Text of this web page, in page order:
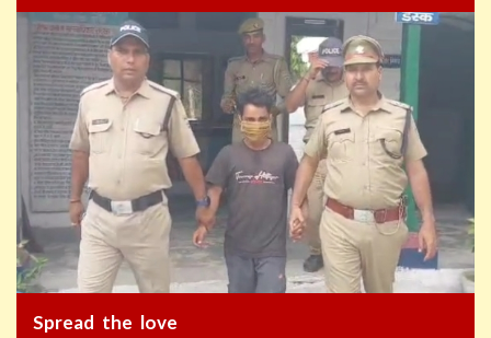
Spread the love